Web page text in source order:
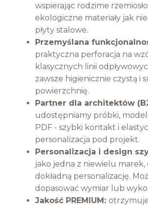
wspierając rodzime
ekologiczne materiały jak
płyty stalowe.
Przemyślana
praktyczna perforacja na
klasycznych linii
zawsze higienicznie czystą i
powierzchnię.
Partner dla architektów
udostępniamy próbki,
PDF - szybki kontakt i
personalizacja pod projekt.
Personalizacja i design
jako jedna z niewielu
dokładną personalizację.
dopasować wymiar lub
Jakość PREMIUM: